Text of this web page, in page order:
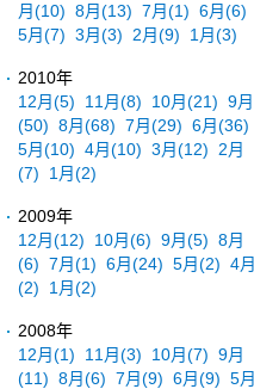
月(10) 8月(13) 7月(1) 6月(6)
5月(7) 3月(3) 2月(9) 1月(3)
2010年
12月(5) 11月(8) 10月(21) 9月
(50) 8月(68) 7月(29) 6月(36)
5月(10) 4月(10) 3月(12)
2月
(7)
1月(2)
2009年
12月(12) 10月(6) 9月(5) 8月
(6) 7月(1) 6月(24) 5月(2) 4月
(2)
1月(2)
2008年
12月(1) 11月(3) 10月(7) 9月
(11) 8月(6) 7月(9) 6月(9) 5月